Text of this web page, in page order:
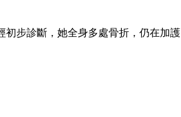
步診斷，她全身多處骨折，仍在加護